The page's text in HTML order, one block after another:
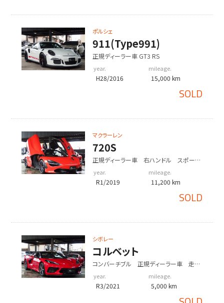
ポルシェ
911(Type991)
正規ディーラー車 GT3 RS
year.
H28/2016
mileage.
15,000 km
SOLD
マクラーレン
720S
正規ディーラー車 右ハンドル スポーツ
正鍛造アルミホイール
year.
R1/2019
mileage.
11,200 km
SOLD
シボレー
コルベット
コンバーチブル 正規ディーラー車 走行
イール
year.
R3/2021
mileage.
5,000 km